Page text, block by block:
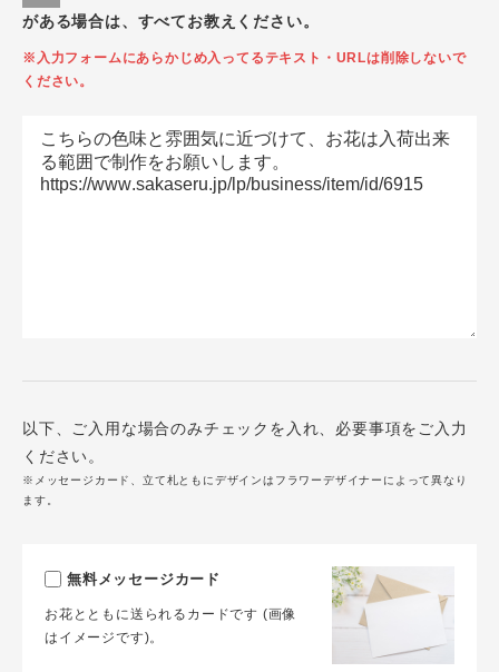
がある場合は、すべてお教えください。
※入力フォームにあらかじめ入ってるテキスト・URLは削除しないで
ください。
以下、ご入用な場合のみチェックを入れ、必要事項をご入力
ください。
※メッセージカード、立て札ともにデザインはフラワーデザイナーによって異なり
ます。
無料メッセージカード
お花とともに送られるカードです (画像
はイメージです)。